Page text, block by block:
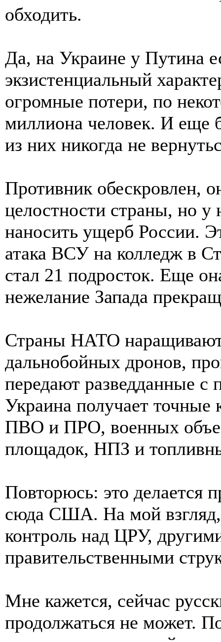
обходить.
Да, на Украине у Путина
экзистенциальный
огромные потери, по
миллиона человек. И еще
из них никогда не
Противник обескровлен,
целостности страны, но у
наносить ущерб России.
атака ВСУ на колледж в
стал 21 подросток. Еще
нежелание Запада
Страны НАТО наращивают
дальнобойных дронов,
передают разведданные
Украина получает точные
ПВО и ПРО, военных
площадок, НПЗ и
Повторюсь: это делается
сюда США. На мой взгляд,
контроль над ЦРУ,
правительственными
Мне кажется, сейчас
продолжаться не может.